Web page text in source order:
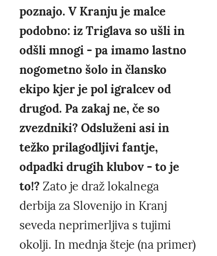
poznajo. V Kranju je malce
podobno: iz Triglava so ušli in
odšli mnogi - pa imamo lastno
nogometno šolo in člansko
ekipo kjer je pol igralcev od
drugod. Pa zakaj ne, če so
zvezdniki? Odsluženi asi in
težko prilagodljivi fantje,
odpadki drugih klubov - to je
to!? Zato je draž lokalnega
derbija za Slovenijo in Kranj
seveda neprimerljiva s tujimi
okolji. In mednja šteje (na primer)